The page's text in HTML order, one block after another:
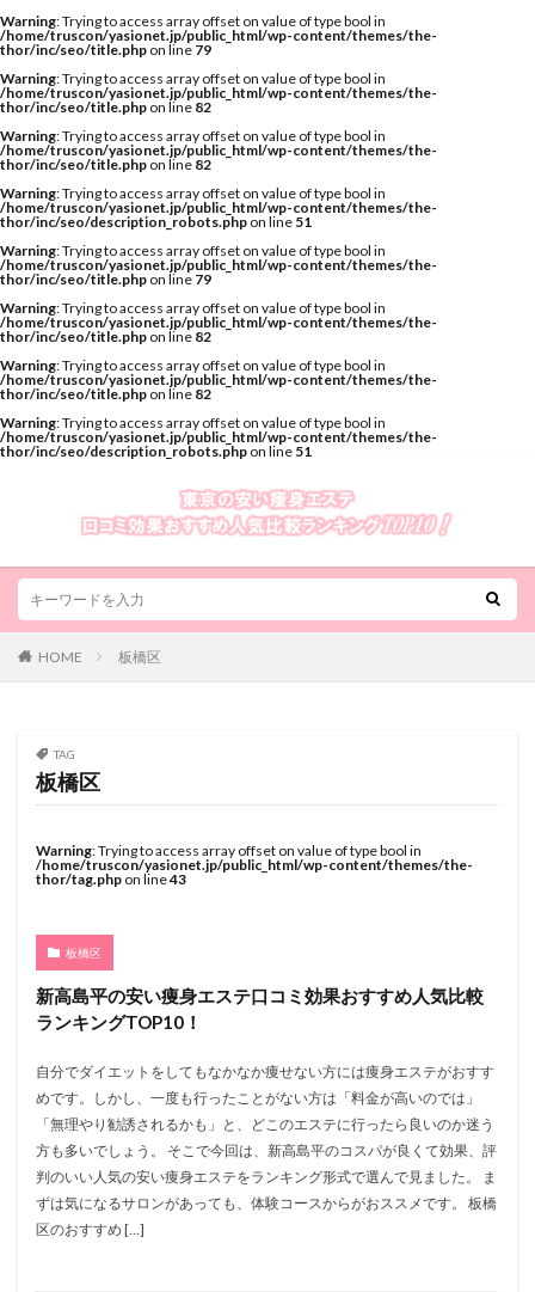
Warning: Trying to access array offset on value of type bool in
/home/truscon/yasionet.jp/public_html/wp-content/themes/the-
thor/inc/seo/title.php on line 79
Warning: Trying to access array offset on value of type bool in
/home/truscon/yasionet.jp/public_html/wp-content/themes/the-
thor/inc/seo/title.php on line 82
Warning: Trying to access array offset on value of type bool in
/home/truscon/yasionet.jp/public_html/wp-content/themes/the-
thor/inc/seo/title.php on line 82
Warning: Trying to access array offset on value of type bool in
/home/truscon/yasionet.jp/public_html/wp-content/themes/the-
thor/inc/seo/description_robots.php on line 51
Warning: Trying to access array offset on value of type bool in
/home/truscon/yasionet.jp/public_html/wp-content/themes/the-
thor/inc/seo/title.php on line 79
Warning: Trying to access array offset on value of type bool in
/home/truscon/yasionet.jp/public_html/wp-content/themes/the-
thor/inc/seo/title.php on line 82
Warning: Trying to access array offset on value of type bool in
/home/truscon/yasionet.jp/public_html/wp-content/themes/the-
thor/inc/seo/title.php on line 82
Warning: Trying to access array offset on value of type bool in
/home/truscon/yasionet.jp/public_html/wp-content/themes/the-
thor/inc/seo/description_robots.php on line 51
HOME 板橋区
TAG
板橋区
Warning: Trying to access array offset on value of type bool in
/home/truscon/yasionet.jp/public_html/wp-content/themes/the-
thor/tag.php on line43
板橋区
新高島平の安い痩身エステ口コミ効果おすすめ人気比較
ランキングTOP10！
自分でダイエットをしてもなかなか痩せない方には痩身エステがおすす
めです。しかし、一度も行ったことがない方は「料金が高いのでは」
「無理やり勧誘されるかも」と、どこのエステに行ったら良いのか迷う
方も多いでしょう。 そこで今回は、新高島平のコスパが良くて効果、評
判のいい人気の安い痩身エステをランキング形式で選んで見ました。 ま
ずは気になるサロンがあっても、体験コースからがおススメです。 板橋
区のおすすめ […]